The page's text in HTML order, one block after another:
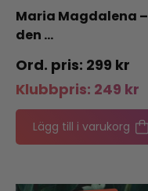
Maria Magdalena –
den …
299 kr
Klubbpris: 249 kr
Lägg till i varukorg